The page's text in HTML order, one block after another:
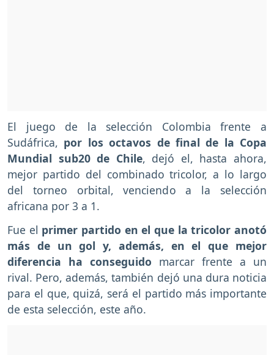
El juego de la selección Colombia frente a
Sudáfrica, por los octavos de final de la Copa
Mundial sub20 de Chile, dejó el, hasta ahora,
mejor partido del combinado tricolor, a lo largo
del torneo orbital, venciendo a la selección
africana por 3 a 1.
Fue el primer partido en el que la tricolor anotó
más de un gol y, además, en el que mejor
diferencia ha conseguido marcar frente a un
rival. Pero, además, también dejó una dura noticia
para el que, quizá, será el partido más importante
de esta selección, este año.